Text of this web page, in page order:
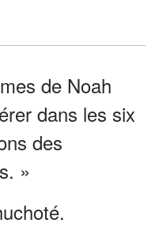
de Noah
dans les six
des
»